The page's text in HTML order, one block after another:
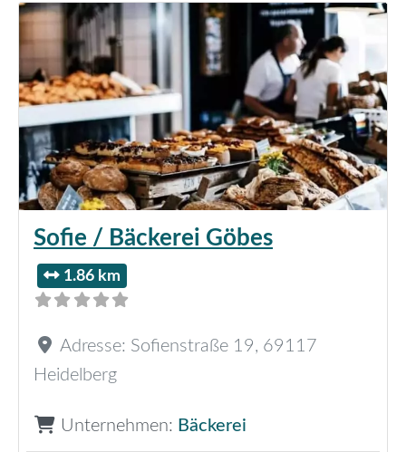
Sofie / Bäckerei Göbes
1.86 km
Adresse: Sofienstraße 19, 69117
Heidelberg
Unternehmen: Bäckerei